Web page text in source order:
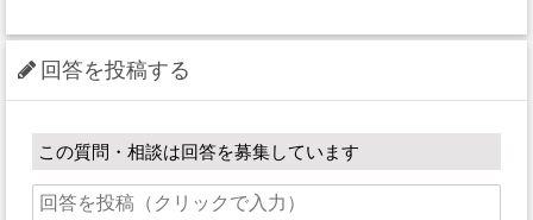
回答を投稿する
この質問・相談は回答を募集しています